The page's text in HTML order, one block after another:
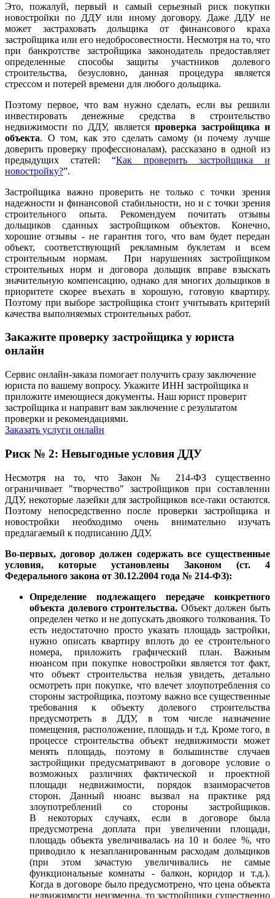
Это, пожалуй, первый и самый серьезный риск покупки
новостройки по ДДУ или иному договору. Даже ДДУ не
может застраховать дольщика от финансового краха
застройщика или его недобросовестности. Несмотря на то, что
при банкротстве застройщика законодатель предоставляет
определенные способы защиты участников долевого
строительства, безусловно, данная процедура является
стрессом и потерей времени для любого дольщика.
Поэтому первое, что вам нужно сделать, если вы решили
инвестировать денежные средства в строительство
недвижимости по ДДУ, является проверка застройщика и
объекта. О том, как это сделать самому (и почему лучше
доверить проверку профессионалам), рассказано в одной из
предыдущих статей: “Как проверить застройщика и
новостройку?”.
Застройщика важно проверить не только с точки зрения
надежности и финансовой стабильности, но и с точки зрения
строительного опыта. Рекомендуем почитать отзывы
дольщиков сданных застройщиком объектов. Конечно,
хорошие отзывы - не гарантия того, что вам будет передан
объект, соответствующий рекламным буклетам и всем
строительным нормам. При нарушениях застройщиком
строительных норм и договора дольщик вправе взыскать
значительную компенсацию, однако для многих дольщиков в
приоритете скорее въехать в хорошую, готовую квартиру.
Поэтому при выборе застройщика стоит учитывать критерий
качества выполняемых строительных работ.
Закажите проверку застройщика у юриста
онлайн
Сервис онлайн-заказа помогает получить сразу заключение
юриста по вашему вопросу. Укажите ИНН застройщика и
приложите имеющиеся документы. Наш юрист проверит
застройщика и направит вам заключение с результатом
проверки и рекомендациями.
Заказать услуги онлайн
Риск № 2: Невыгодные условия ДДУ
Несмотря на то, что Закон № 214-ФЗ существенно
ограничивает "творчество" застройщиков при составлении
ДДУ, некоторые лазейки для застройщиков все-таки остаются.
Поэтому непосредственно после проверки застройщика и
новостройки необходимо очень внимательно изучать
предлагаемый к подписанию ДДУ.
Во-первых, договор должен содержать все существенные
условия, которые установлены Законом (ст. 4
Федерального закона от 30.12.2004 года № 214-ФЗ):
Определение подлежащего передаче конкретного
объекта долевого строительства. Объект должен быть
определен четко и не допускать двоякого толкования. То
есть недостаточно просто указать площадь застройки,
нужно описать квартиру вплоть до ее строительного
номера, приложить графический план. Важным
нюансом при покупке новостройки является тот факт,
что объект строительства нельзя увидеть, детально
осмотреть при покупке, что влечет злоупотребления со
стороны застройщика, поэтому важно все существенные
требования к объекту долевого строительства
предусмотреть в ДДУ, в том числе назначение
помещения, расположение, площадь и т.д. Кроме того, в
процессе строительства объект недвижимости может
менять площадь, поэтому в большинстве случаев
застройщики предусматривают в договоре условие о
возможных различиях фактической и проектной
площади недвижимости, порядок взаиморасчетов
сторон. Данный нюанс вызвал на практике ряд
злоупотреблений со стороны застройщиков.
В некоторых случаях, если в договоре была
предусмотрена доплата при увеличении площади,
площадь объекта увеличивалась на 10 и более %, что
приводило к незапланированным расходам дольщиков
(при этом зачастую увеличивались не самые
функциональные комнаты - балкон, коридор и т.д.).
Когда в договоре было предусмотрено, что цена объекта
недвижимости неизменна, то застройщики существенно